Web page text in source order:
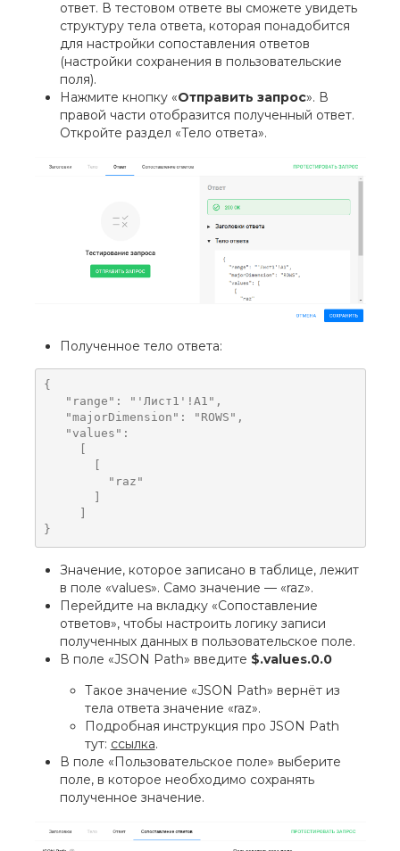
ответ. В тестовом ответе вы сможете увидеть
структуру тела ответа, которая понадобится
для настройки сопоставления ответов
(настройки сохранения в пользовательские
поля).
Нажмите кнопку «Отправить запрос». В
правой части отобразится полученный ответ.
Откройте раздел «Тело ответа».
Полученное тело ответа:
{
}
Значение, которое записано в таблице, лежит
в поле «values». Само значение — «raz».
Перейдите на вкладку «Сопоставление
ответов», чтобы настроить логику записи
полученных данных в пользовательское поле.
В поле «JSON Path» введите $.values.0.0
Такое значение «JSON Path» вернёт из
тела ответа значение «raz».
Подробная инструкция про JSON Path
тут: ссылка.
В поле «Пользовательское поле» выберите
поле, в которое необходимо сохранять
полученное значение.